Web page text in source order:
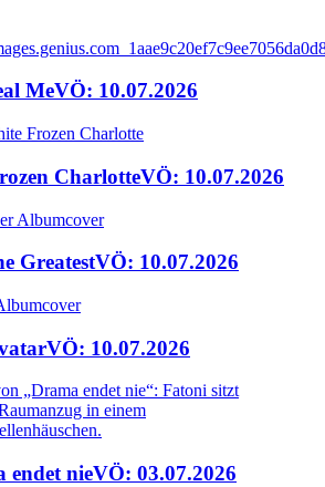
MeVÖ: 10.07.2026
CharlotteVÖ: 10.07.2026
GreatestVÖ: 10.07.2026
VÖ: 10.07.2026
endet nieVÖ: 03.07.2026